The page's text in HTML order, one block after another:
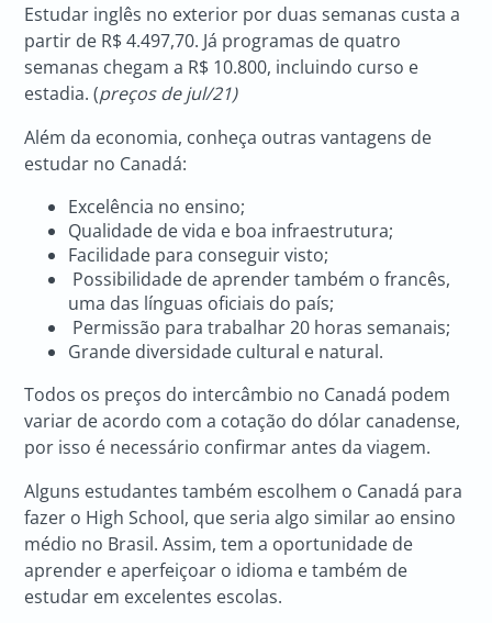
Estudar inglês no exterior por duas semanas custa a
partir de R$ 4.497,70. Já programas de quatro
semanas chegam a R$ 10.800, incluindo curso e
estadia. (preços de jul/21)
Além da economia, conheça outras vantagens de
estudar no Canadá:
Excelência no ensino;
Qualidade de vida e boa infraestrutura;
Facilidade para conseguir visto;
Possibilidade de aprender também o francês,
uma das línguas oficiais do país;
Permissão para trabalhar 20 horas semanais;
Grande diversidade cultural e natural.
Todos os preços do intercâmbio no Canadá podem
variar de acordo com a cotação do dólar canadense,
por isso é necessário confirmar antes da viagem.
Alguns estudantes também escolhem o Canadá para
fazer o High School, que seria algo similar ao ensino
médio no Brasil. Assim, tem a oportunidade de
aprender e aperfeiçoar o idioma e também de
estudar em excelentes escolas.